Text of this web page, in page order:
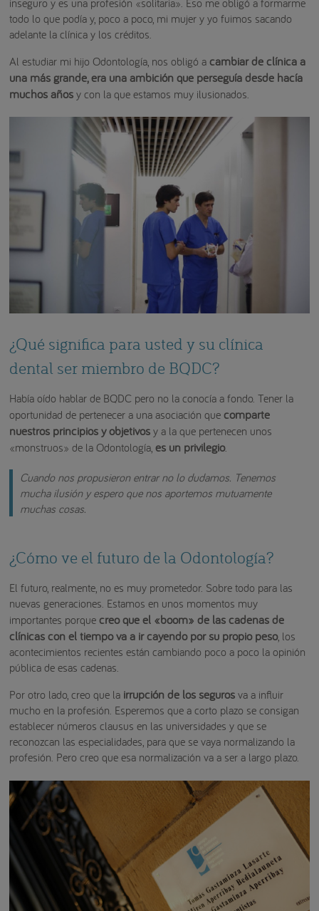
todo lo que podía y, poco a poco, mi mujer y yo fuimos sacando
adelante la clínica y los créditos.
Al estudiar mi hijo Odontología, nos obligó a cambiar de clínica a
una más grande, era una ambición que perseguía desde hacía
muchos añosy con la que estamos muy ilusionados.
¿Qué significa para usted y su clínica
dental ser miembro de BQDC?
Había oído hablar de BQDC pero no la conocía a fondo. Tener la
oportunidad de pertenecer a una asociación que comparte
nuestros principios y objetivosy a la que pertenecen unos
«monstruos» de la Odontología, es un privilegio.
Cuando nos propusieron entrar no lo dudamos. Tenemos
mucha ilusión y espero que nos aportemos mutuamente
muchas cosas.
¿Cómo ve el futuro de la Odontología?
El futuro, realmente, no es muy prometedor. Sobre todo para las
nuevas generaciones. Estamos en unos momentos muy
importantes porque creo que el «boom» de las cadenas de
clínicas con el tiempo va a ir cayendo por su propio peso, los
acontecimientos recientes están cambiando poco a poco la opinión
pública de esas cadenas.
Por otro lado, creo que la irrupción de los segurosva a influir
mucho en la profesión. Esperemos que a corto plazo se consigan
establecer números clausus en las universidades y que se
reconozcan las especialidades, para que se vaya normalizando la
profesión. Pero creo que esa normalización va a ser a largo plazo.